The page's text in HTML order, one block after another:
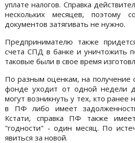
уплате налогов. Справка
нескольких месяцев, поэтому
документов затягивать не нужно.
Предпринимателю также
счета СПД в банке и уничтожить
таковые были в свое время
По разным оценкам, на получение
фонде уходит от одной недели
могут возникнуть у тех, кто ранее
в ПФ либо имеет
Кстати, справка ПФ также
"годности" - один месяц. По
явиться за новой.